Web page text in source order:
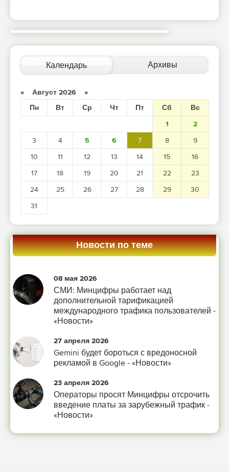
Календарь Архивы
« Август 2026 »
Пн
Вт Ср Чт Пт Сб
Вс
1
2
3
4 5 6 7 8
9
10
11 12 13 14 15
16
17
18 19 20 21 22
23
24
25 26 27 28 29
30
31
Новости по теме
08 мая 2026
СМИ: Минцифры работает над
дополнительной тарификацией
международного трафика пользователей -
«Новости»
27 апреля 2026
Gemini будет бороться с вредоносной
рекламой в Google - «Новости»
23 апреля 2026
Операторы просят Минцифры отсрочить
введение платы за зарубежный трафик -
«Новости»